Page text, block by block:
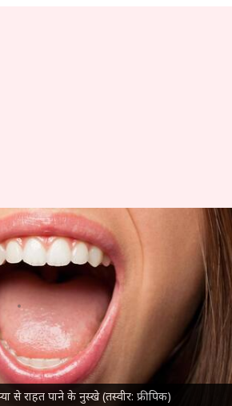
राहत पाने के नुस्खे (तस्वीर: फ्रीपिक)
आने की समस्या से
अपनाएं ये घरेलू
06:14 pm
करते समय या फिर कुछ खाते समय